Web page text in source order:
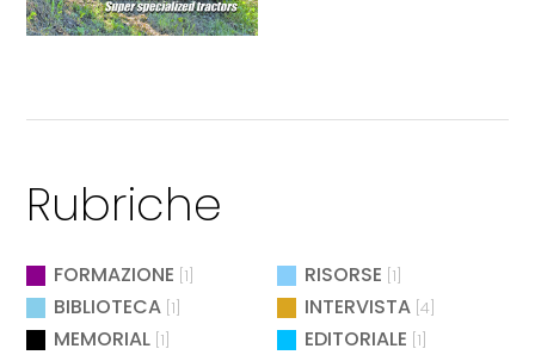
Rubriche
FORMAZIONE [1] RISORSE [1]
BIBLIOTECA [1] INTERVISTA [4]
MEMORIAL [1] EDITORIALE [1]